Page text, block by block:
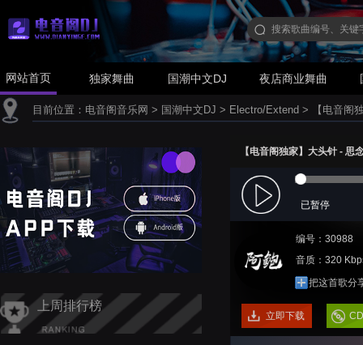
网站首页 独家舞曲 国潮中文DJ 夜店商业舞曲
目前位置： 电音阁音乐网 > 国潮中文DJ > Electro/Extend > 【电音阁
上周排行榜
【电音阁独家】大头针 -
已暂停
编号：30988
音质：320
把这首歌分
立即下载